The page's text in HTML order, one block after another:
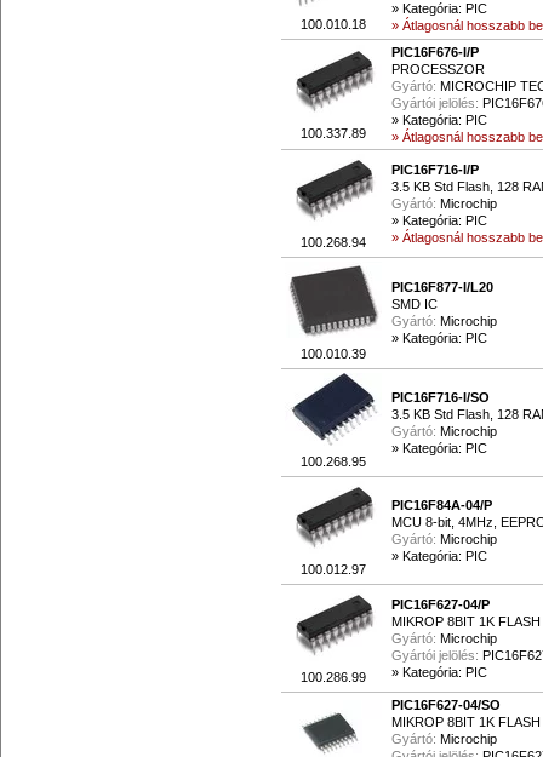
100.010.18
» Kategória: PIC
» Átlagosnál hosszabb
100.337.89
PIC16F676-I/P
PROCESSZOR
Gyártó: MICROCHIP
Gyártói jelölés:
» Kategória: PIC
» Átlagosnál hosszabb
100.268.94
PIC16F716-I/P
3.5 KB Std Flash, 128
Gyártó: Microchip
» Kategória: PIC
» Átlagosnál hosszabb
100.010.39
PIC16F877-I/L20
SMD IC
Gyártó: Microchip
» Kategória: PIC
100.268.95
PIC16F716-I/SO
3.5 KB Std Flash, 128
Gyártó: Microchip
» Kategória: PIC
100.012.97
PIC16F84A-04/P
MCU 8-bit, 4MHz,
Gyártó: Microchip
» Kategória: PIC
100.286.99
PIC16F627-04/P
MIKROP 8BIT 1K FLASH
Gyártó: Microchip
Gyártói jelölés:
» Kategória: PIC
PIC16F627-04/SO
MIKROP 8BIT 1K FLASH
Gyártó: Microchip